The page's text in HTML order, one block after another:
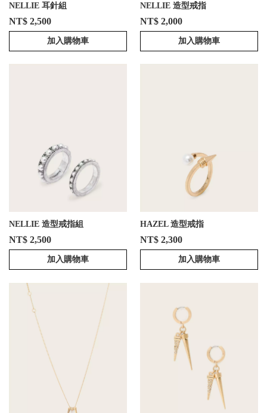
NELLIE 耳針組
NT$ 2,500
加入購物車
NELLIE 造型戒指
NT$ 2,000
加入購物車
NELLIE 造型戒指組
NT$ 2,500
加入購物車
HAZEL 造型戒指
NT$ 2,300
加入購物車